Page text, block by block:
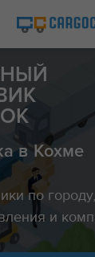
в Кохме
по
и